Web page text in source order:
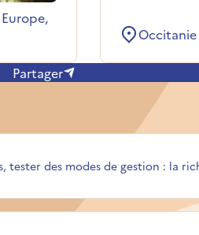
Occitanie
Partager
tester des modes de gestion : la